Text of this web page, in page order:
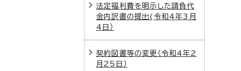
法定福利費を明示した請負代
金内訳書の提出(令和4年3月
4日）
契約図書等の変更（令和4年2
月25日）